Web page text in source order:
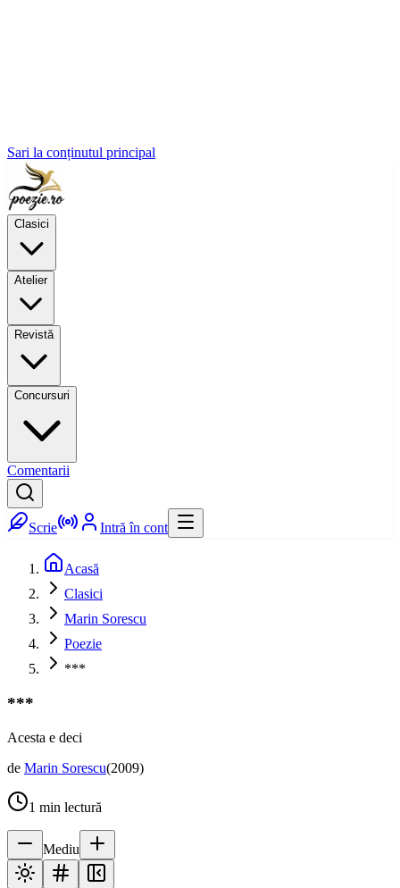
Sari la conținutul principal
Clasici
Atelier
Revistă
Concursuri
Comentarii
Scrie Intră în cont
Acasă
Clasici
Marin Sorescu
Poezie
***
***
Acesta e deci
de Marin Sorescu(2009)
1 min lectură
Mediu